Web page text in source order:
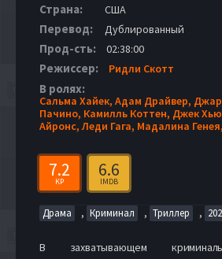
Страна: США
Перевод: Дублированный
Прод-сть: 02:38:00
Режиссер: Ридли Скотт
В ролях:
Сальма Хайек, Адам Драйвер,
Пачино, Камилль Коттен, Джек
Айронс,Леди Гага, Мадалина Генея,
7.2
KP
6.6
IMDB
Драма , Криминал , Триллер ,
В захватывающем